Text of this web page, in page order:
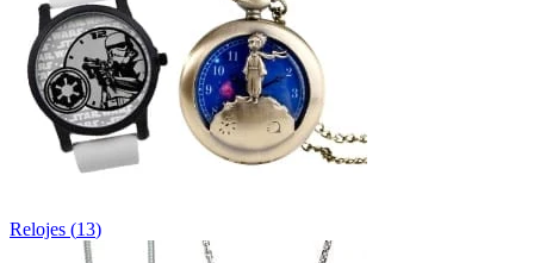
Relojes (13)